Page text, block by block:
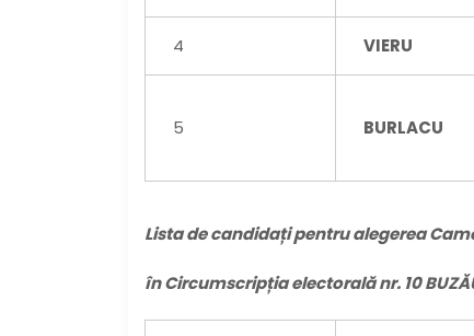
4 VIERU
5 BURLACU
Lista de candidați pentru alegerea
în Circumscripția electorală nr. 10